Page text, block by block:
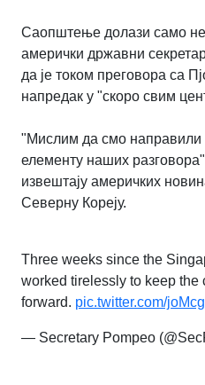
Саопштење долази само
амерички државни
да је током преговора са
напредак у "скоро свим
"Мислим да смо направили
елементу наших
извештају америчких
Северну Кореју.
Three weeks since the
worked tirelessly to keep the
forward. pic.twitter.com/
— Secretary Pompeo